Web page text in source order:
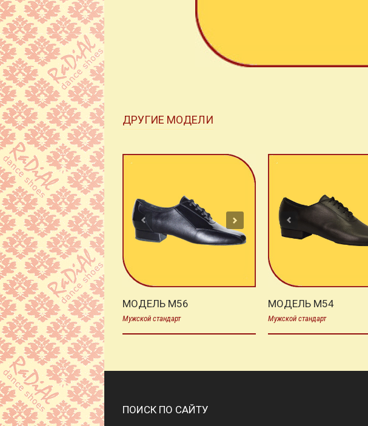
ДРУГИЕ МОДЕЛИ
МОДЕЛЬ М56
Мужской стандарт
МОДЕЛЬ M54
Мужской стандарт
ПОИСК ПО САЙТУ